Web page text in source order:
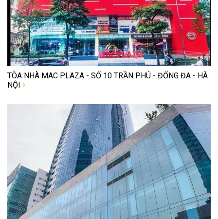
TÒA NHÀ MAC PLAZA - SỐ 10 TRẦN PHÚ - ĐỐNG ĐA - HÀ
NỘI